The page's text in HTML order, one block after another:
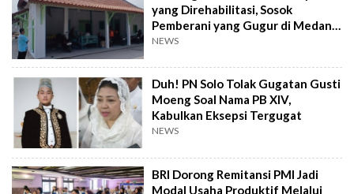
yang Direhabilitasi, Sosok
Pemberani yang Gugur di Medan
Perang
NEWS
Duh! PN Solo Tolak Gugatan Gusti
Moeng Soal Nama PB XIV,
Kabulkan Eksepsi Tergugat
NEWS
BRI Dorong Remitansi PMI Jadi
Modal Usaha Produktif Melalui